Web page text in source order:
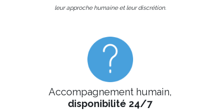
leur approche humaine et leur discrétion.
Accompagnement humain,
disponibilité 24/7